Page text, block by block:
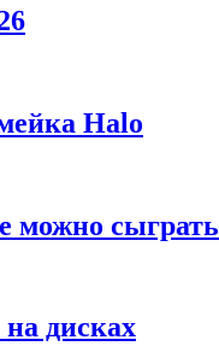
Halo
можно сыграть
дисках